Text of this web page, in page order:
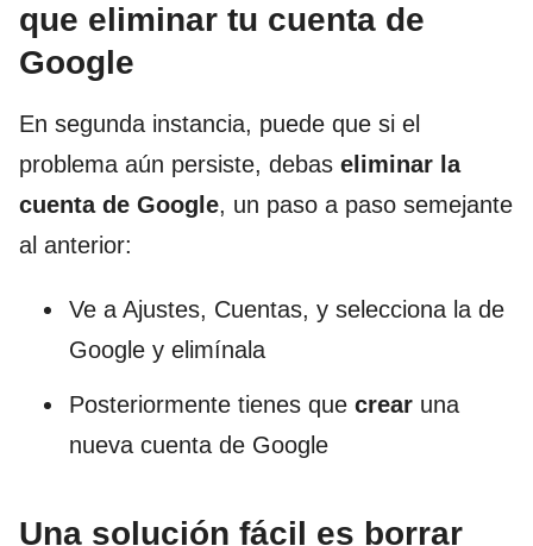
que eliminar tu cuenta de
Google
En segunda instancia, puede que si el
problema aún persiste, debas eliminar la
cuenta de Google, un paso a paso semejante
al anterior:
Ve a Ajustes, Cuentas, y selecciona la de
Google y elimínala
Posteriormente tienes que crear una
nueva cuenta de Google
Una solución fácil es borrar